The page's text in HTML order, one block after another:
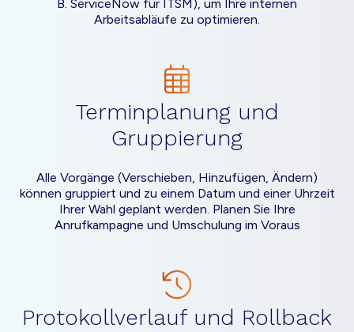
B. ServiceNow für ITSM), um Ihre internen
Arbeitsabläufe zu optimieren.
Terminplanung und
Gruppierung
Alle Vorgänge (Verschieben, Hinzufügen, Ändern)
können gruppiert und zu einem Datum und einer Uhrzeit
Ihrer Wahl geplant werden. Planen Sie Ihre
Anrufkampagne und Umschulung im Voraus
Protokollverlauf und Rollback